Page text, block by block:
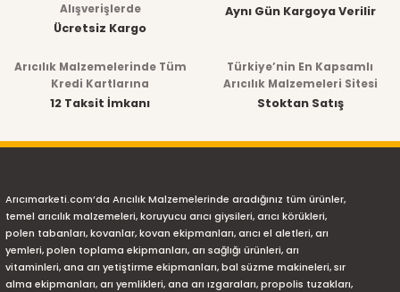
Alışverişlerde
Ücretsiz Kargo
Aynı Gün Kargoya Verilir
Arıcılık Malzemelerinde Tüm
Kredi Kartlarına
12 Taksit İmkanı
Türkiye’nin En Kapsamlı
Arıcılık Malzemeleri Sitesi
Stoktan Satış
Arıcımarketi.com’da Arıcılık Malzemelerinde aradığınız tüm ürünler,
temel arıcılık malzemeleri, koruyucu arıcı giysileri, arıcı körükleri,
polen tabanları, kovanlar, kovan ekipmanları, arıcı el aletleri, arı
yemleri, polen toplama ekipmanları, arı sağlığı ürünleri, arı
vitaminleri, ana arı yetiştirme ekipmanları, bal süzme makineleri, sır
alma ekipmanları, arı yemlikleri, ana arı ızgaraları, propolis tuzakları,